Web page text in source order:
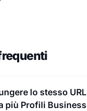
lo stesso URL
più Profili